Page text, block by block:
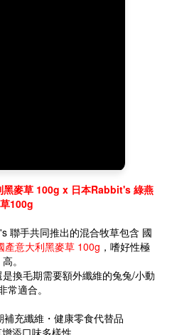
麥草 100g x 日本Rabbit's 綠燕
100g
聯手共同推出的混合牧草包含 國
產意大利黑麥草 100g ， 嗜好性極
高。
換毛期需要額外纖維的兔兔/小動
常適合。
補充纖維・ 健康零食代替品
添口味多樣性